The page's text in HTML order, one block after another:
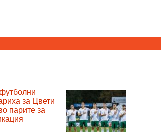
за Цвети
парите за